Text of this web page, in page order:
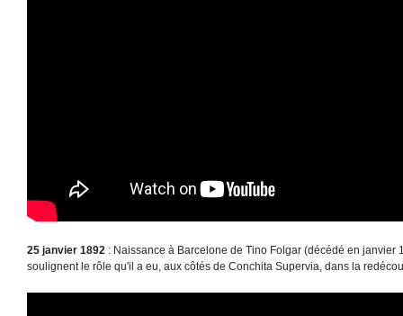
25 janvier 1892 : Naissance à Barcelone de Tino Folgar (décédé en janvier
soulignent le rôle qu'il a eu, aux côtés de Conchita Supervia, dans la